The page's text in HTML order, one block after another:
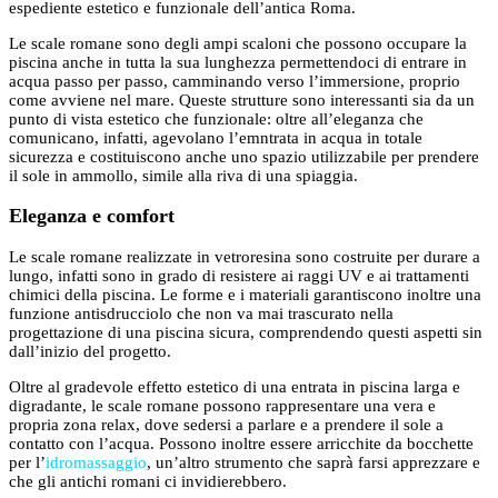
espediente estetico e funzionale dell’antica Roma.
Le scale romane sono degli ampi scaloni che possono occupare la
piscina anche in tutta la sua lunghezza permettendoci di entrare in
acqua passo per passo, camminando verso l’immersione, proprio
come avviene nel mare. Queste strutture sono interessanti sia da un
punto di vista estetico che funzionale: oltre all’eleganza che
comunicano, infatti, agevolano l’emntrata in acqua in totale
sicurezza e costituiscono anche uno spazio utilizzabile per prendere
il sole in ammollo, simile alla riva di una spiaggia.
Eleganza e comfort
Le scale romane realizzate in vetroresina sono costruite per durare a
lungo, infatti sono in grado di resistere ai raggi UV e ai trattamenti
chimici della piscina. Le forme e i materiali garantiscono inoltre una
funzione antisdrucciolo che non va mai trascurato nella
progettazione di una piscina sicura, comprendendo questi aspetti sin
dall’inizio del progetto.
Oltre al gradevole effetto estetico di una entrata in piscina larga e
digradante, le scale romane possono rappresentare una vera e
propria zona relax, dove sedersi a parlare e a prendere il sole a
contatto con l’acqua. Possono inoltre essere arricchite da bocchette
per l’idromassaggio, un’altro strumento che saprà farsi apprezzare e
che gli antichi romani ci invidierebbero.